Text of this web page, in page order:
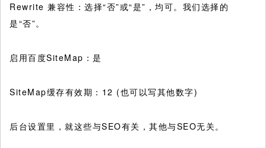
Rewrite 兼容性：选择“否”或“是”，均可。我们选择的
是“否”。
启用百度SiteMap：是
SiteMap缓存有效期：12 (也可以写其他数字)
后台设置里，就这些与SEO有关，其他与SEO无关。